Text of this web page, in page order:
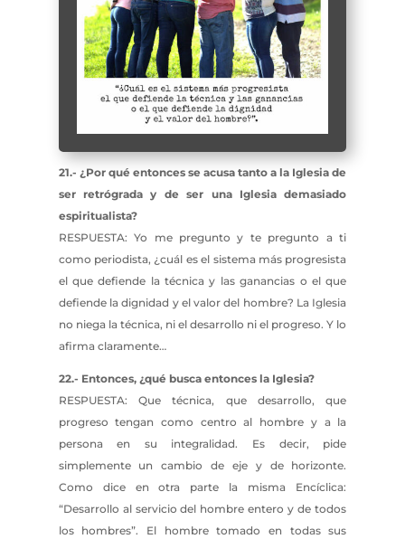
21.- ¿Por qué entonces se acusa tanto a la Iglesia de
ser retrógrada y de ser una Iglesia demasiado
espiritualista?
RESPUESTA: Yo me pregunto y te pregunto a ti
como periodista, ¿cuál es el sistema más progresista
el que defiende la técnica y las ganancias o el que
defiende la dignidad y el valor del hombre? La Iglesia
no niega la técnica, ni el desarrollo ni el progreso. Y lo
afirma claramente…
22.- Entonces, ¿qué busca entonces la Iglesia?
RESPUESTA: Que técnica, que desarrollo, que
progreso tengan como centro al hombre y a la
persona en su integralidad. Es decir, pide
simplemente un cambio de eje y de horizonte.
Como dice en otra parte la misma Encíclica:
“Desarrollo al servicio del hombre entero y de todos
los hombres”. El hombre tomado en todas sus